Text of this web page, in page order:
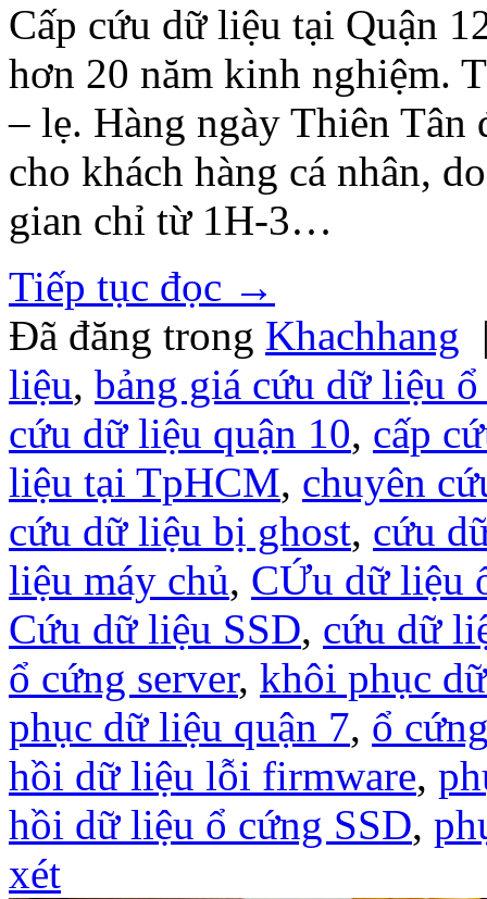
Cấp cứu dữ liệu tại Quận
hơn 20 năm kinh nghiệm.
– lẹ. Hàng ngày Thiên Tân
cho khách hàng cá nhân,
gian chỉ từ 1H-3…
Tiếp tục đọc →
Đã đăng trong Khachhang
liệu, bảng giá cứu dữ liệu
cứu dữ liệu quận 10, cấp
liệu tại TpHCM, chuyên
cứu dữ liệu bị ghost, cứu
liệu máy chủ, CỨu dữ liệu
Cứu dữ liệu SSD, cứu dữ
ổ cứng server, khôi phục
phục dữ liệu quận 7, ổ
hồi dữ liệu lỗi firmware,
hồi dữ liệu ổ cứng SSD,
xét